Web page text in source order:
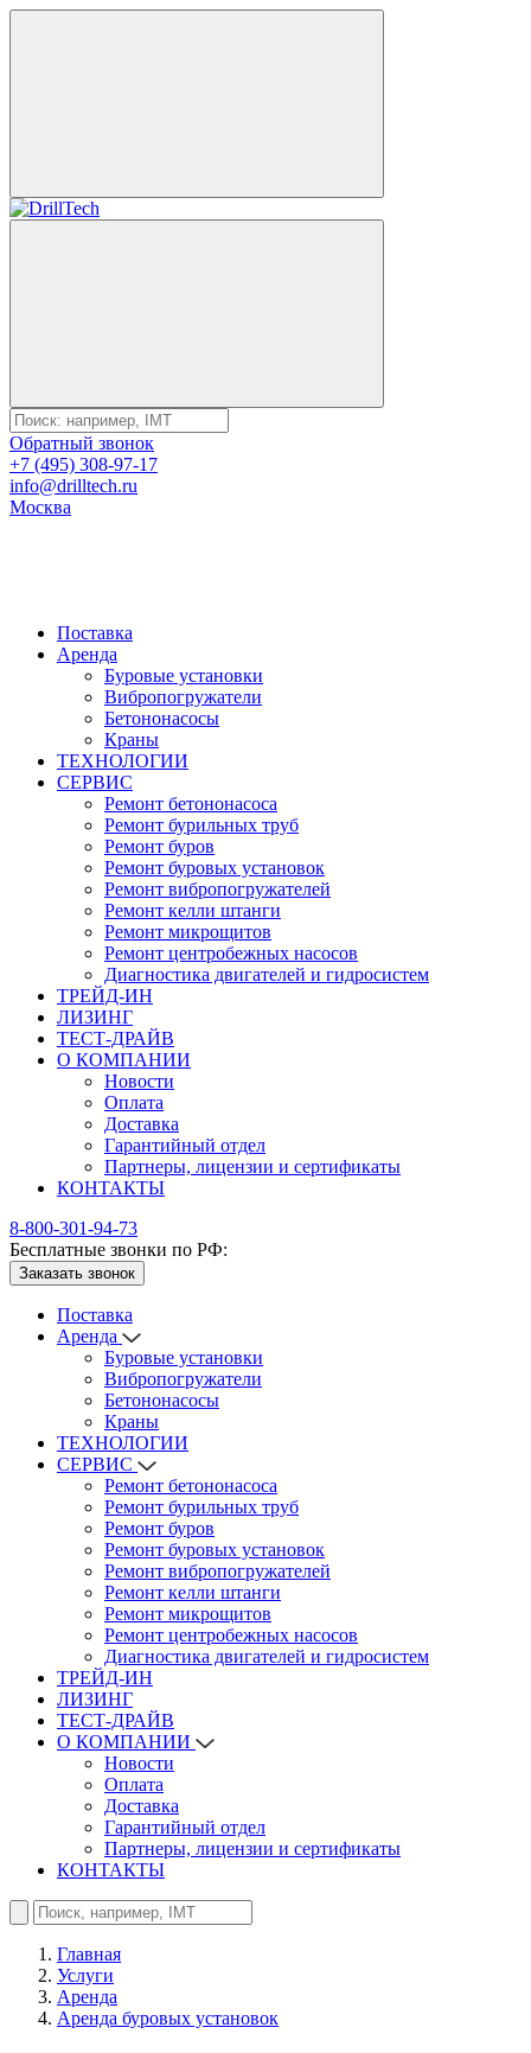
Обратный звонок
+7 (495) 308-97-17
info@drilltech.ru
Москва
Поставка
Аренда
Буровые установки
Вибропогружатели
Бетононасосы
Краны
ТЕХНОЛОГИИ
СЕРВИС
Ремонт бетононасоса
Ремонт бурильных труб
Ремонт буров
Ремонт буровых установок
Ремонт вибропогружателей
Ремонт келли штанги
Ремонт микрощитов
Ремонт центробежных насосов
Диагностика двигателей и гидросистем
ТРЕЙД-ИН
ЛИЗИНГ
ТЕСТ-ДРАЙВ
О КОМПАНИИ
Новости
Оплата
Доставка
Гарантийный отдел
Партнеры, лицензии и сертификаты
КОНТАКТЫ
8-800-301-94-73
Бесплатные звонки по РФ:
Заказать звонок
Поставка
Аренда
Буровые установки
Вибропогружатели
Бетононасосы
Краны
ТЕХНОЛОГИИ
СЕРВИС
Ремонт бетононасоса
Ремонт бурильных труб
Ремонт буров
Ремонт буровых установок
Ремонт вибропогружателей
Ремонт келли штанги
Ремонт микрощитов
Ремонт центробежных насосов
Диагностика двигателей и гидросистем
ТРЕЙД-ИН
ЛИЗИНГ
ТЕСТ-ДРАЙВ
О КОМПАНИИ
Новости
Оплата
Доставка
Гарантийный отдел
Партнеры, лицензии и сертификаты
КОНТАКТЫ
Главная
Услуги
Аренда
Аренда буровых установок